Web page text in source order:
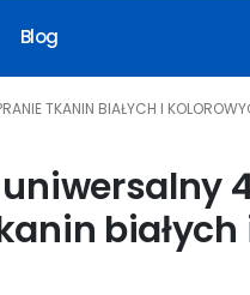
Blog
TKANIN BIAŁYCH I
białych